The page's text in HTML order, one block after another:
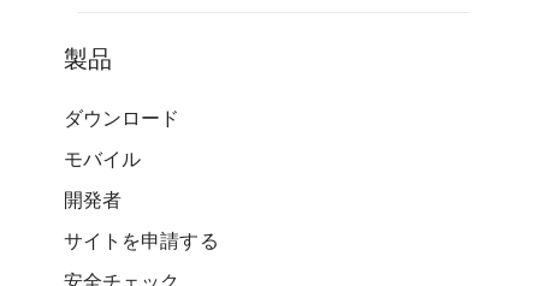
製品
ダウンロード
モバイル
開発者
サイトを申請する